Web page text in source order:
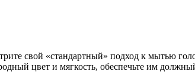
свой «стандартный» подход к мытью
цвет и мягкость, обеспечьте им